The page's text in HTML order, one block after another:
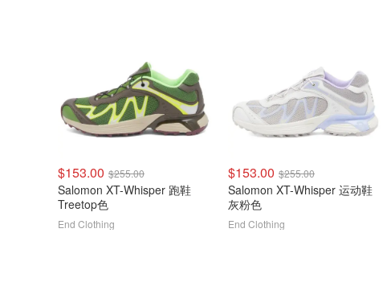
$153.00 $255.00
Salomon XT-Whisper 跑鞋
Treetop色
End Clothing
$153.00 $255.00
Salomon XT-Whisper 运动鞋
灰粉色
End Clothing